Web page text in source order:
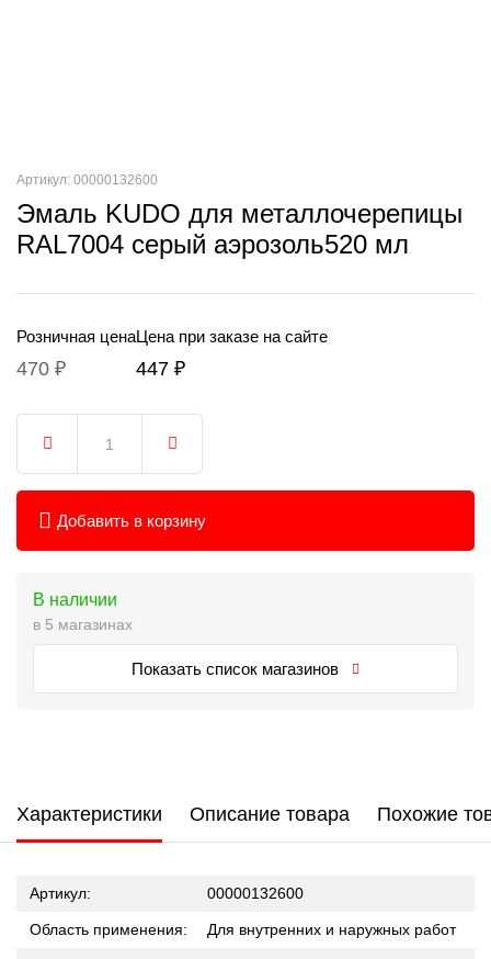
Артикул: 00000132600
Эмаль KUDO для металлочерепицы
RAL7004 серый аэрозоль520 мл
Розничная цена
470 ₽
Цена при заказе на сайте
447 ₽
Добавить в корзину
В наличии
в 5 магазинах
Показать список магазинов
Характеристики Описание товара Похожие
Артикул: 00000132600
Область применения: Для внутренних и наружных работ